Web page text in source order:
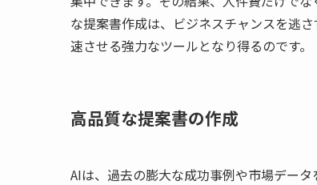
な提案書作成は、ビジネスチャンスを逃
速させる強力なツールとなり得るのです。
高品質な提案書の作成
AIは、過去の膨大な成功事例や市場デー